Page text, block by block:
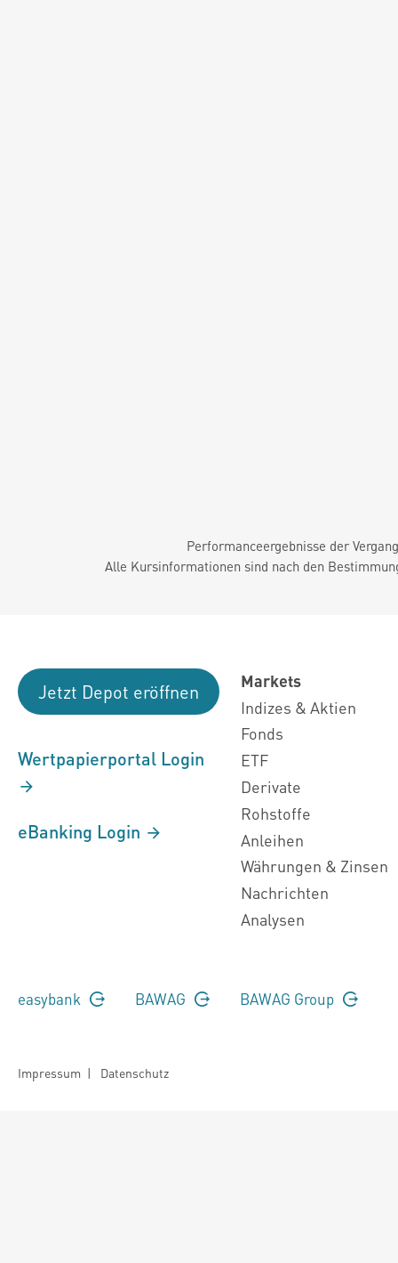
Performanceergebnisse der
Alle Kursinformationen sind nach den
Jetzt Depot eröffnen
Wertpapierportal Login
eBanking Login
Markets
Indizes & Aktien
Fonds
ETF
Derivate
Rohstoffe
Anleihen
Währungen & Zinsen
Nachrichten
Analysen
easybank BAWAG BAWAG Group
Impressum | Datenschutz